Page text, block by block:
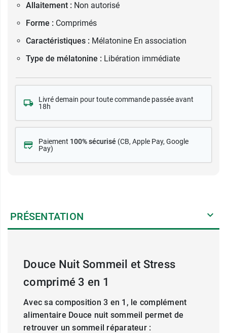
Allaitement : Non autorisé
Forme : Comprimés
Caractéristiques : Mélatonine En association
Type de mélatonine : Libération immédiate
Livré demain pour toute commande passée avant
18h
Paiement 100% sécurisé (CB, Apple Pay, Google
Pay)
PRÉSENTATION
Douce Nuit Sommeil et Stress
comprimé 3 en 1
Avec sa composition 3 en 1, le complément
alimentaire Douce nuit sommeil permet de
retrouver un sommeil réparateur :